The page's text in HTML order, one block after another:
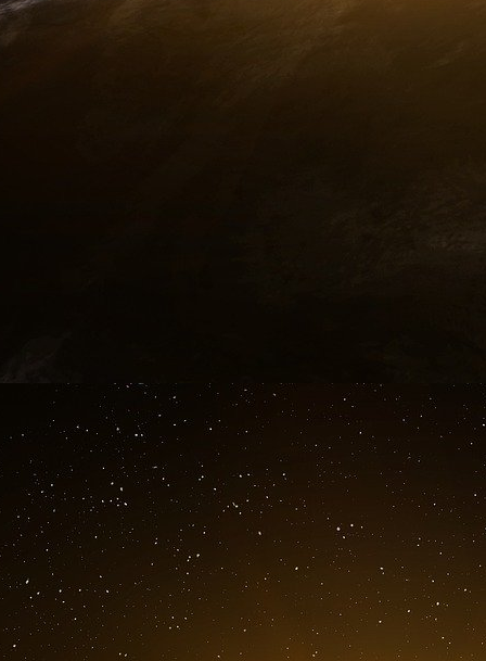
Selon le ministère de la défense, c’est la 23e
des missiles . Le premier ministre japonais a
Kisihda Fumio a déclaré : « Nous
acte scandaleux. En réponse à cela, j’ai
éventuels dommages causés par la
minutieusement les informations, et de
Le plus grand opérateur ferroviaire du
trains à grande vitesse dans le nord du
transports ont également émis un